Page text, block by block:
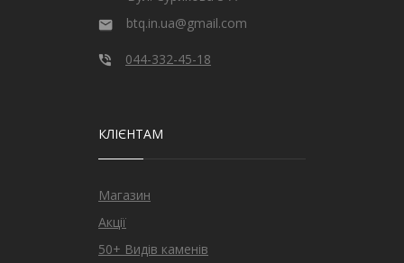
btq.in.ua@gmail.com
044-332-45-18
КЛІЄНТАМ
Магазин
Акції
50+ Видів каменів